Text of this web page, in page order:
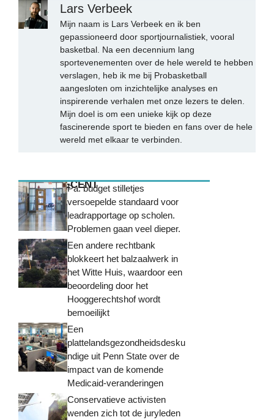
Lars Verbeek
Mijn naam is Lars Verbeek en ik ben
gepassioneerd door sportjournalistiek, vooral
basketbal. Na een decennium lang
sportevenementen over de hele wereld te hebben
verslagen, heb ik me bij Probasketball
aangesloten om inzichtelijke analyses en
inspirerende verhalen met onze lezers te delen.
Mijn doel is om een unieke kijk op deze
fascinerende sport te bieden en fans over de hele
wereld met elkaar te verbinden.
MEEST RECENTPa. budget stilletjes
versoepelde standaard voor
leadrapportage op scholen.
Problemen gaan veel dieper.
Een andere rechtbank
blokkeert het balzaalwerk in
het Witte Huis, waardoor een
beoordeling door het
Hooggerechtshof wordt
bemoeilijkt
Een
plattelandsgezondheidsdesku
ndige uit Penn State over de
impact van de komende
Medicaid-veranderingen
Conservatieve activisten
wenden zich tot de juryleden